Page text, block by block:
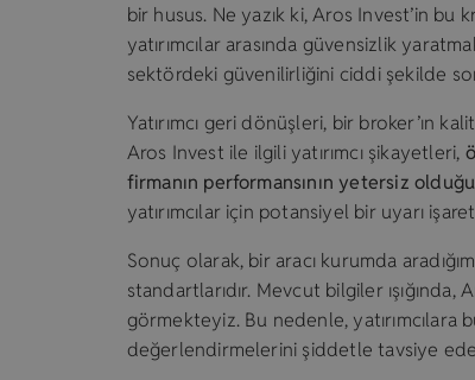
bir husus. Ne yazık ki, Aros Invest’in bu
yatırımcılar arasında güvensizlik
sektördeki güvenilirliğini ciddi şekilde
Yatırımcı geri dönüşleri, bir broker’ın
Aros Invest ile ilgili yatırımcı şikayetleri,
firmanın performansının yetersiz
yatırımcılar için potansiyel bir uyarı
Sonuç olarak, bir aracı kurumda
standartlarıdır. Mevcut bilgiler
görmekteyiz. Bu nedenle,
değerlendirmelerini şiddetle tavsiye